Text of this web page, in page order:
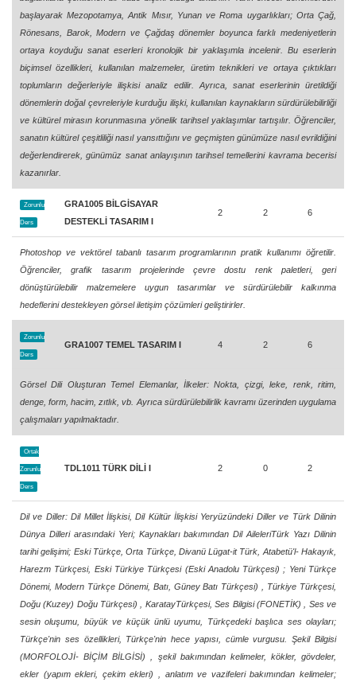
başlayarak Mezopotamya, Antik Mısır, Yunan ve Roma uygarlıkları; Orta Çağ,
Rönesans, Barok, Modern ve Çağdaş dönemler boyunca farklı medeniyetlerin
ortaya koyduğu sanat eserleri kronolojik bir yaklaşımla incelenir. Bu eserlerin
biçimsel özellikleri, kullanılan malzemeler, üretim teknikleri ve ortaya çıktıkları
toplumların değerleriyle ilişkisi analiz edilir. Ayrıca, sanat eserlerinin üretildiği
dönemlerin doğal çevreleriyle kurduğu ilişki, kullanılan kaynakların sürdürülebilirliği
ve kültürel mirasın korunmasına yönelik tarihsel yaklaşımlar tartışılır. Öğrenciler,
sanatın kültürel çeşitliliği nasıl yansıttığını ve geçmişten günümüze nasıl evrildiğini
değerlendirerek, günümüz sanat anlayışının tarihsel temellerini kavrama becerisi
kazanırlar.
Zorunlu
Ders
GRA1005 BİLGİSAYAR
DESTEKLİ TASARIM I
2 2 6
Photoshop ve vektörel tabanlı tasarım programlarının pratik kullanımı öğretilir.
Öğrenciler, grafik tasarım projelerinde çevre dostu renk paletleri, geri
dönüştürülebilir malzemelere uygun tasarımlar ve sürdürülebilir kalkınma
hedeflerini destekleyen görsel iletişim çözümleri geliştirirler.
Zorunlu
Ders
GRA1007 TEMEL TASARIM I 4 2 6
Görsel Dili Oluşturan Temel Elemanlar, İlkeler: Nokta, çizgi, leke, renk, ritim,
denge, form, hacim, zıtlık, vb. Ayrıca sürdürülebilirlik kavramı üzerinden uygulama
çalışmaları yapılmaktadır.
Ortak
Zorunlu
Ders
TDL1011 TÜRK DİLİ I 2 0 2
Dil ve Diller: Dil Millet İlişkisi, Dil Kültür İlişkisi Yeryüzündeki Diller ve Türk Dilinin
Dünya Dilleri arasındaki Yeri; Kaynakları bakımından Dil AileleriTürk Yazı Dilinin
tarihi gelişimi; Eski Türkçe, Orta Türkçe, Divanü Lügat-it Türk, Atabetü'l- Hakayık,
Harezm Türkçesi, Eski Türkiye Türkçesi (Eski Anadolu Türkçesi) ; Yeni Türkçe
Dönemi, Modern Türkçe Dönemi, Batı, Güney Batı Türkçesi) , Türkiye Türkçesi,
Doğu (Kuzey) Doğu Türkçesi) , KaratayTürkçesi, Ses Bilgisi (FONETİK) , Ses ve
sesin oluşumu, büyük ve küçük ünlü uyumu, Türkçedeki başlıca ses olayları;
Türkçe'nin ses özellikleri, Türkçe'nin hece yapısı, cümle vurgusu. Şekil Bilgisi
(MORFOLOJİ- BİÇİM BİLGİSİ) , şekil bakımından kelimeler, kökler, gövdeler,
ekler (yapım ekleri, çekim ekleri) , anlatım ve vazifeleri bakımından kelimeler;